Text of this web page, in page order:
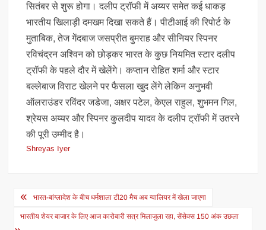
सितंबर से शुरू होगा। दलीप ट्रॉफी में अय्यर समेत कई धाकड़
भारतीय खिलाड़ी दमखम दिखा सकते हैं। पीटीआई की रिपोर्ट के
मुताबिक, तेज गेंदबाज जसप्रीत बुमराह और सीनियर स्पिनर
रविचंद्रन अश्विन को छोड़कर भारत के कुछ नियमित स्टार दलीप
ट्रॉफी के पहले दौर में खेलेंगे। कप्तान रोहित शर्मा और स्टार
बल्लेबाज विराट खेलने पर फैसला खुद लेंगे लेकिन अनुभवी
ऑलराउंडर रविंदर जडेजा, अक्षर पटेल, केएल राहुल, शुभमन गिल,
श्रेयस अय्यर और स्पिनर कुलदीप यादव के दलीप ट्रॉफी में उतरने
की पूरी उम्मीद है।
Shreyas Iyer
Post
navigation
भारत-बांग्लादेश के बीच धर्मशाला टी20 मैच अब ग्वालियर में खेला जाएगा
भारतीय शेयर बाजार के लिए आज कारोबारी सत्र मिलाजुला रहा, सेंसेक्स 150 अंक उछला